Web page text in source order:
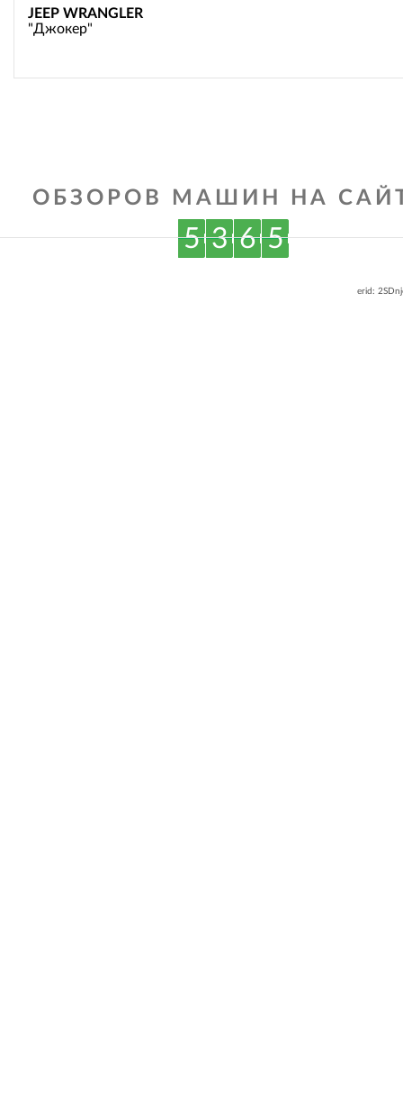
JEEP WRANGLER
"Джокер"
ОБЗОРОВ МАШИН НА
5 3 6 5
erid: